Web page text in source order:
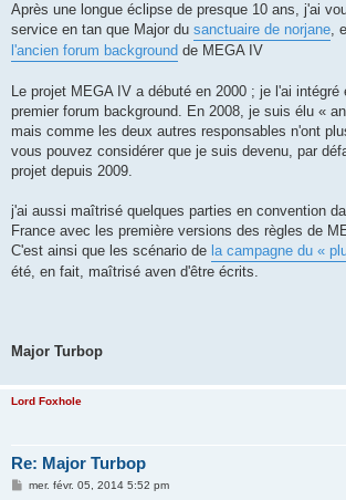
Après une longue éclipse de presque 10 ans, j'ai
service en tan que Major du sanctuaire de norjane,
l'ancien forum background de MEGA IV
Le projet MEGA IV a débuté en 2000 ; je l'ai intégré
premier forum background. En 2008, je suis élu «
mais comme les deux autres responsables n'ont
vous pouvez considérer que je suis devenu, par
projet depuis 2009.
j'ai aussi maîtrisé quelques parties en convention
France avec les première versions des règles de
C'est ainsi que les scénario de la campagne du «
été, en fait, maîtrisé aven d'être écrits.
Major Turbop
Lord Foxhole
Re: Major Turbop
Mmer. févr. 05, 2014 5:52 pm